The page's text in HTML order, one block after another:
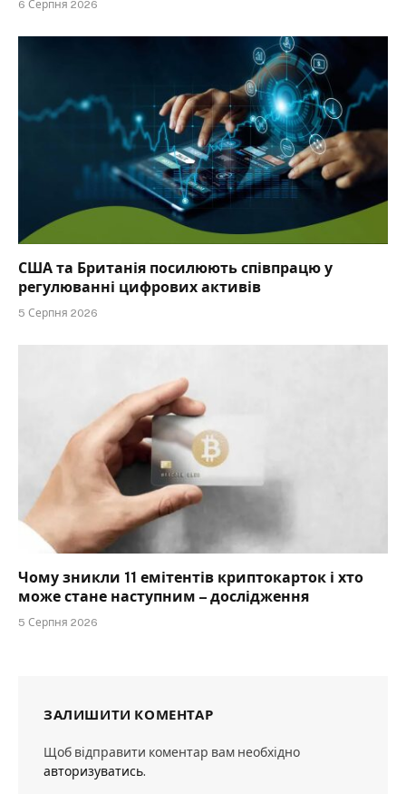
6 Серпня 2026
США та Британія посилюють співпрацю у
регулюванні цифрових активів
5 Серпня 2026
Чому зникли 11 емітентів криптокарток і хто
може стане наступним – дослідження
5 Серпня 2026
ЗАЛИШИТИ КОМЕНТАР
Щоб відправити коментар вам необхідно
авторизуватись.